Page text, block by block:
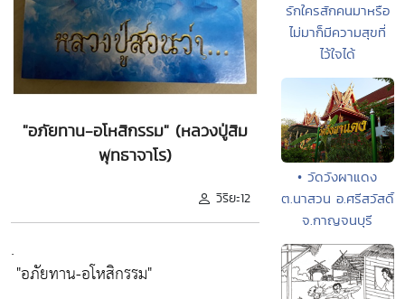
"อภัยทาน-อโหสิกรรม" (หลวงปู่สิม
พุทธาจาโร)
วิริยะ12
.
"อภัยทาน-อโหสิกรรม"
รักใครสักคนมาหรือ
ไม่มาก็มีความสุขที่
ไว้ใจได้
• วัดวังผาแดง
ต.นาสวน อ.ศรีสวัสดิ์
จ.กาญจนบุรี